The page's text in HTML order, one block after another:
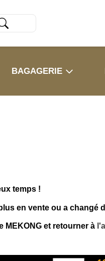
BAGAGERIE
temps !
en vente ou a changé
MEKONG et retourner à